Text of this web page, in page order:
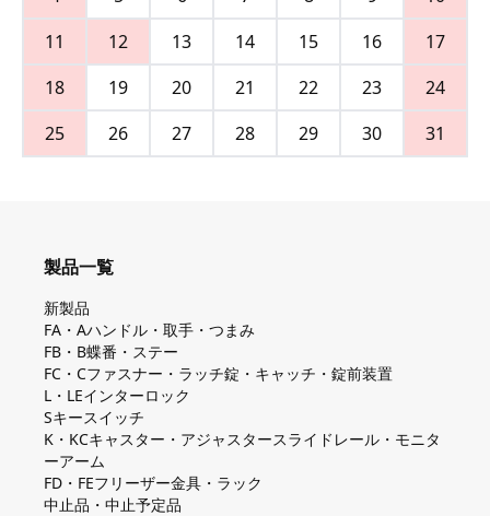
11
12 13 14 15 16
17
18
19 20 21 22 23
24
25
26 27 28 29 30 31
製品一覧
新製品
FA・Aハンドル・取手・つまみ
FB・B蝶番・ステー
FC・Cファスナー・ラッチ錠・キャッチ・錠前装置
L・LEインターロック
Sキースイッチ
K・KCキャスター・アジャスタースライドレール・モニタ
ーアーム
FD・FEフリーザー金具・ラック
中止品・中止予定品